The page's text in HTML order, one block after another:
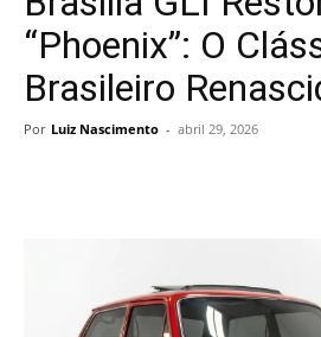
“Phoenix”: O
Brasileiro
Por Luiz Nascimento - abril 29, 2026